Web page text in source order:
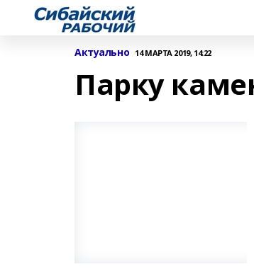
Актуально 14 МАРТА 2019, 14:22
Парку